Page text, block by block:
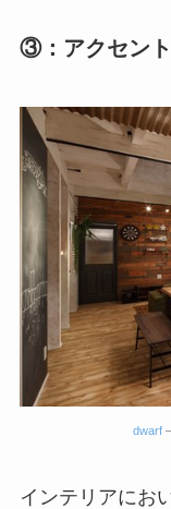
③：アクセント
dwarf –
インテリアにお